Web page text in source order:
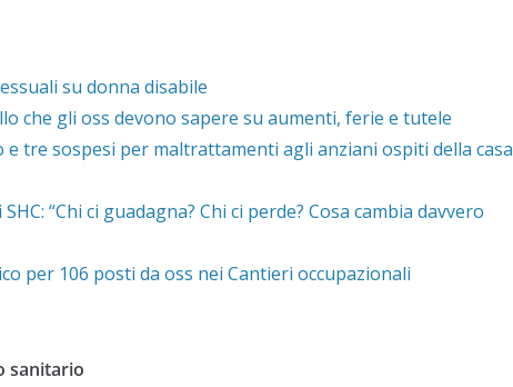
su donna disabile
che gli oss devono sapere su aumenti, ferie e tutele
e tre sospesi per maltrattamenti agli anziani ospiti della casa
“Chi ci guadagna? Chi ci perde? Cosa cambia davvero
per 106 posti da oss nei Cantieri occupazionali
sanitario